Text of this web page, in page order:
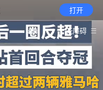
打开
无障碍